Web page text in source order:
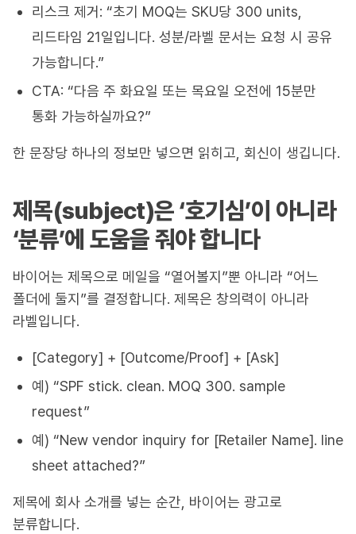
리스크 제거: “초기 MOQ는 SKU당 300 units,
리드타임 21일입니다. 성분/라벨 문서는 요청 시 공유
가능합니다.”
CTA: “다음 주 화요일 또는 목요일 오전에 15분만
통화 가능하실까요?”
한 문장당 하나의 정보만 넣으면 읽히고, 회신이 생깁니다.
제목(subject)은 ‘호기심’이 아니라
‘분류’에 도움을 줘야 합니다
바이어는 제목으로 메일을 “열어볼지”뿐 아니라 “어느
폴더에 둘지”를 결정합니다. 제목은 창의력이 아니라
라벨입니다.
[Category] + [Outcome/Proof] + [Ask]
예) “SPF stick. clean. MOQ 300. sample
request”
예) “New vendor inquiry for [Retailer Name]. line
sheet attached?”
제목에 회사 소개를 넣는 순간, 바이어는 광고로
분류합니다.